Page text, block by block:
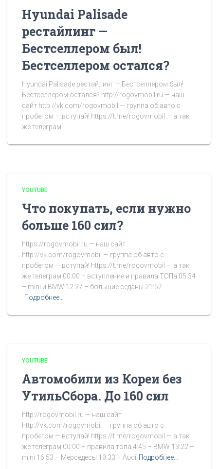
Hyundai Palisade
рестайлинг —
Бестселлером был!
Бестселлером остался?
Hyundai Palisade рестайлинг — Бестселлером был!
Бестселлером остался? http://rogovmobil.ru — наш
сайт http://vk.com/rogovmobil — группа об авто с
пробегом — вступай! https://t.me/rogovmobil — а так
же телеграм
YOUTUBE
Что покупать, если нужно
больше 160 сил?
https://rogovmobil.ru — наш сайт
http://vk.com/rogovmobil — группа об авто с
пробегом — вступай! https://t.me/rogovmobil — а так
же телеграм 00:00 – вступление и правила ТОПа 05:34
– mini и BMW 12:27 – большие седаны 21:57
Подробнее…
YOUTUBE
Автомобили из Кореи без
УтильСбора. До 160 сил
http://rogovmobil.ru — наш сайт
http://vk.com/rogovmobil — группа об авто с
пробегом — вступай! https://t.me/rogovmobil — а так
же телеграм 00:00 – правила топа 4:45 – BMW 13:22 –
mini 16:53 – Мерседесы 19:33 – Audi Подробнее…